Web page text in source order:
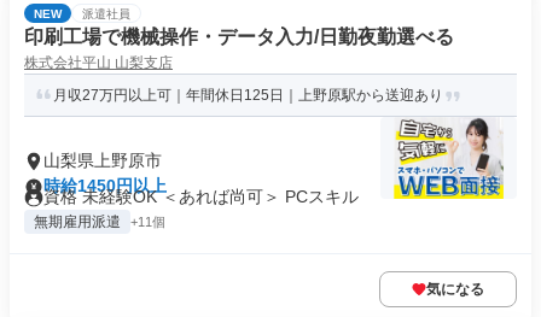
NEW 派遣社員
印刷工場で機械操作・データ入力/日勤夜勤選べる
株式会社平山 山梨支店
月収27万円以上可｜年間休日125日｜上野原駅から送迎あり
山梨県上野原市
時給1450円以上
資格 未経験OK ＜あれば尚可＞ PCスキル
無期雇用派遣 +11個
気になる